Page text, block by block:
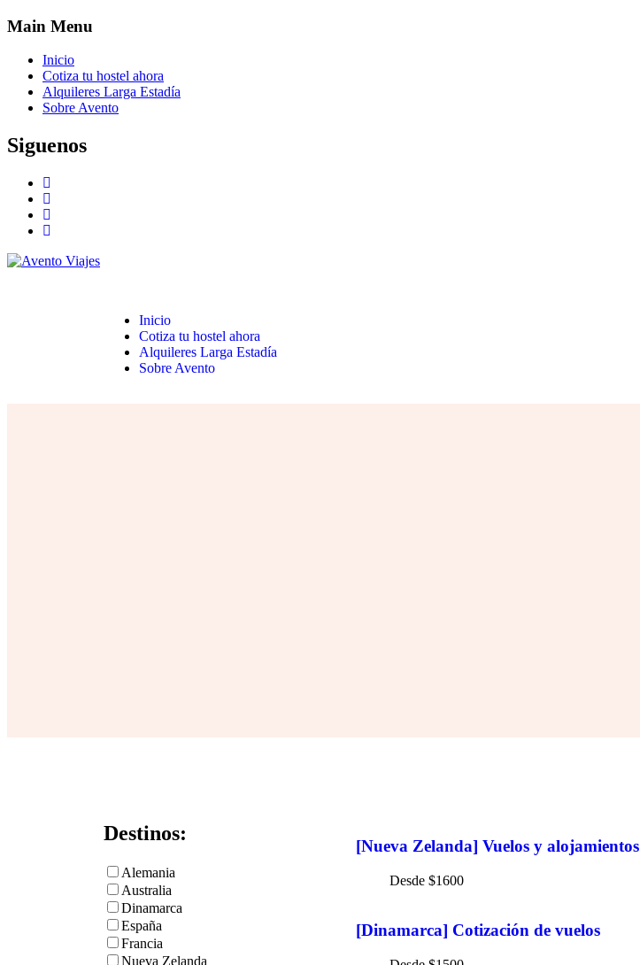
Main Menu
Inicio
Cotiza tu hostel ahora
Alquileres Larga Estadía
Sobre Avento
Siguenos
Inicio
Cotiza tu hostel ahora
Alquileres Larga Estadía
Sobre Avento
Destinos:
Alemania
Australia
Dinamarca
España
Francia
Nueva Zelanda
[Nueva Zelanda] Vuelos y alojamientos
$1600
[Dinamarca] Cotización de vuelos